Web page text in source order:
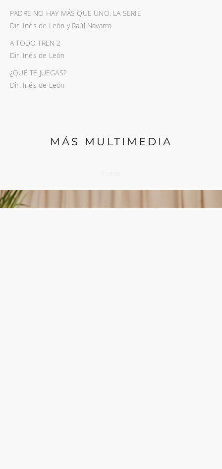
PADRE NO HAY MÁS QUE UNO, LA SERIE
Dir. Inés de León y Raúl Navarro
A TODO TREN 2
Dir. Inés de León
¿QUÉ TE JUEGAS?
Dir. Inés de León
MÁS MULTIMEDIA